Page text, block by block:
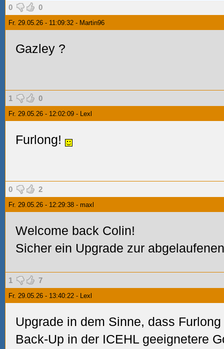
0 0
Fr. 29.05.26 - 11:09:32 - Martin96
Gazley ?
1 0
Fr. 29.05.26 - 12:02:09 - Lexl
Furlong!
0 2
Fr. 29.05.26 - 12:29:38 - maxl
Welcome back Colin!
Sicher ein Upgrade zur
1 7
Fr. 29.05.26 - 13:40:22 - Lexl
Upgrade in dem Sinne, dass
Back-Up in der ICEHL geeignetere